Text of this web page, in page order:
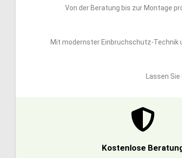
Von der Beratung bis zur Montage
Mit modernster Einbruchschutz-Technik
Lassen
Kostenlose